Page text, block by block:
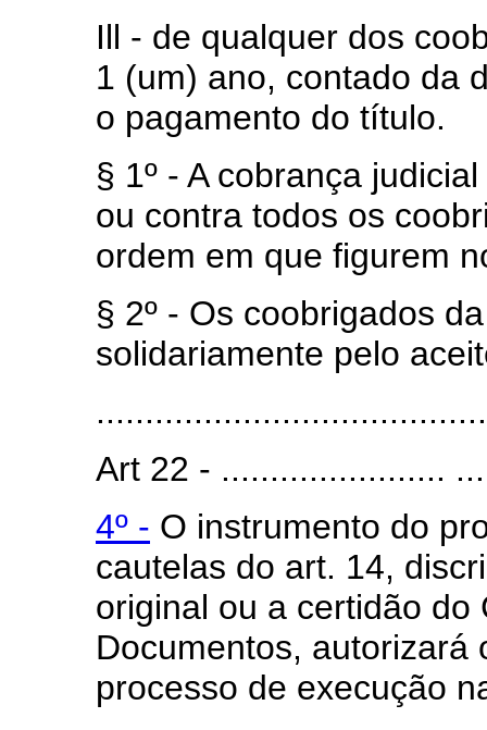
Ill - de qualquer dos
1 (um) ano, contado da
o pagamento do título.
§ 1º - A cobrança
ou contra todos os
ordem em que figurem
§ 2º - Os coobrigados
solidariamente pelo
Art 22 - .......................
4º - O instrumento do
cautelas do art. 14,
original ou a certidão do
Documentos, autorizará
processo de execução